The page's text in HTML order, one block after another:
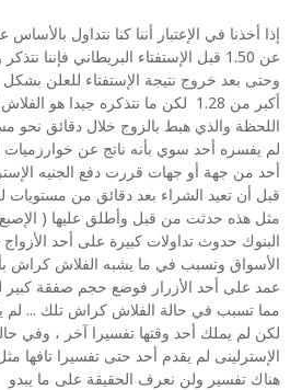
إذا أخذنا في الإعتبار أننا كنا نتداول
عن 1.50 قبل الإستفتاء البريطاني فإننا
وحتى بعد خروج نتيجة الإستفتاء للعلن
أكبر من 1.28
لكن ما نتذكره جيدا هو
لم يفسره أحد سوي بأنه ناتج عن خوارزميات
أحد من جهة أو جهات قررت دفع الجنيه
قبل أن تعيد الشراء بعد دقائق من مستويات
مثل هذه حدثت من قبل وأطلق عليها (
البنوك حدوث تداولات كبيرة على أحد
الأسواق وتسبب في ما يشبه الفلاش كراش
عمد على أحد الأزرار فوضع حجم صفقة
مما تسبب في حالة الفلاش كراش تلك ... لم
لكن لم يملك أحد وقتها تفسيرا آخر ، وفي
الإسترلينى لم يقدم أحد حتى تفسيرا تافها
هناك تفسير ولن نعرف الحقيقة على ما يبدو